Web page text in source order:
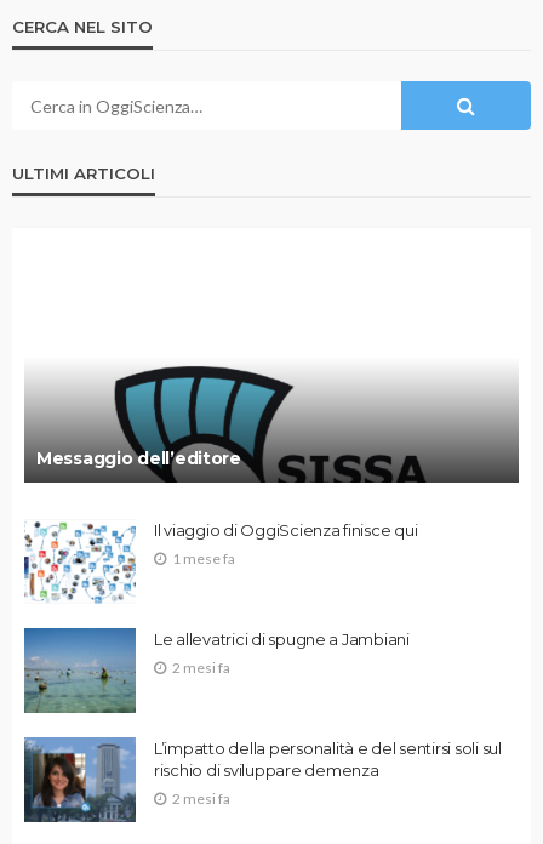
CERCA NEL SITO
ULTIMI ARTICOLI
Messaggio dell’editore
Il viaggio di OggiScienza finisce qui
1 mese fa
Le allevatrici di spugne a Jambiani
2 mesi fa
L’impatto della personalità e del sentirsi soli sul
rischio di sviluppare demenza
2 mesi fa